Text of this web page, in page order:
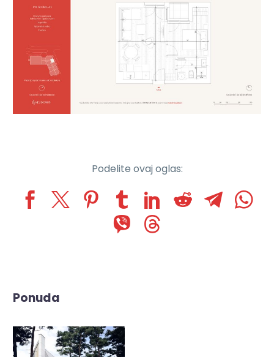
Podelite ovaj oglas:
Ponuda